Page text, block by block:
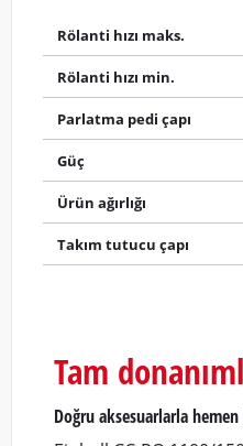
Rölanti hızı maks.
Rölanti hızı min.
Parlatma pedi çapı
Güç
Ürün ağırlığı
Takım tutucu çapı
Tam
Doğru aksesuarlarla hemen